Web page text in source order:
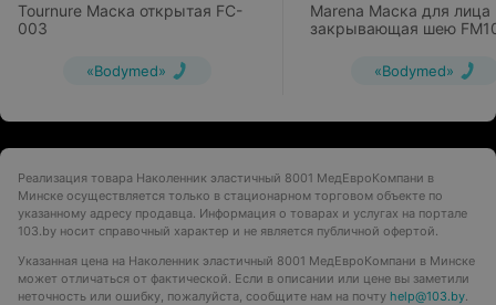
Tournure Маска открытая FC-
003
«Bodymed»
Marena Маска для лица
закрывающая шею
«Bodymed»
Реализация товара Наколенник эластичный 8001 МедЕвроКомпани в
Минске осуществляется только в стационарном торговом объекте по
указанному адресу продавца. Информация о товарах и услугах на портале
103.by носит справочный характер и не является публичной офертой.
Указанная цена на Наколенник эластичный 8001 МедЕвроКомпани в Минске
может отличаться от фактической. Если в описании или цене вы заметили
неточность или ошибку, пожалуйста, сообщите нам на почту help@103.by.